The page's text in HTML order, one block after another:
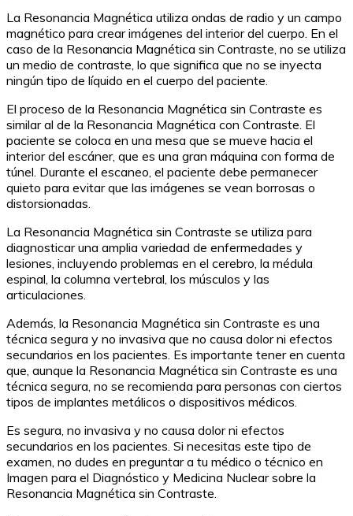
La Resonancia Magnética utiliza ondas de radio y un campo
magnético para crear imágenes del interior del cuerpo. En el
caso de la Resonancia Magnética sin Contraste, no se utiliza
un medio de contraste, lo que significa que no se inyecta
ningún tipo de líquido en el cuerpo del paciente.
El proceso de la Resonancia Magnética sin Contraste es
similar al de la Resonancia Magnética con Contraste. El
paciente se coloca en una mesa que se mueve hacia el
interior del escáner, que es una gran máquina con forma de
túnel. Durante el escaneo, el paciente debe permanecer
quieto para evitar que las imágenes se vean borrosas o
distorsionadas.
La Resonancia Magnética sin Contraste se utiliza para
diagnosticar una amplia variedad de enfermedades y
lesiones, incluyendo problemas en el cerebro, la médula
espinal, la columna vertebral, los músculos y las
articulaciones.
Además, la Resonancia Magnética sin Contraste es una
técnica segura y no invasiva que no causa dolor ni efectos
secundarios en los pacientes. Es importante tener en cuenta
que, aunque la Resonancia Magnética sin Contraste es una
técnica segura, no se recomienda para personas con ciertos
tipos de implantes metálicos o dispositivos médicos.
Es segura, no invasiva y no causa dolor ni efectos
secundarios en los pacientes. Si necesitas este tipo de
examen, no dudes en preguntar a tu médico o técnico en
Imagen para el Diagnóstico y Medicina Nuclear sobre la
Resonancia Magnética sin Contraste.